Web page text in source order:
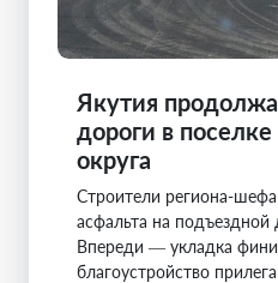
Якутия
дороги в
округа
Строители региона-
асфальта на подъездной
Впереди — укладка
благоустройство